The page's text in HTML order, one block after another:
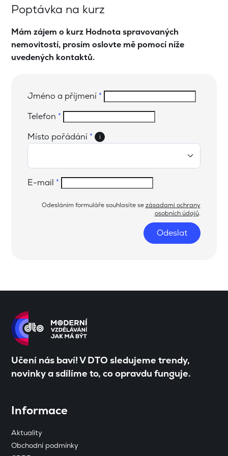
Poptávka na kurz
Mám zájem o kurz Hodnota spravovaných
nemovitostí, prosím oslovte mě pomocí níže
uvedených kontaktů.
Jméno a příjmení *
Telefon *
Místo pořádání * i
E-mail *
Odesláním formuláře souhlasíte sezásadami ochrany
osobních údajů.
Odeslat
Učení nás baví! V DTO sledujeme trendy,
novinky a sdílíme to, co opravdu funguje.
Informace
Aktuality
Obchodní podmínky